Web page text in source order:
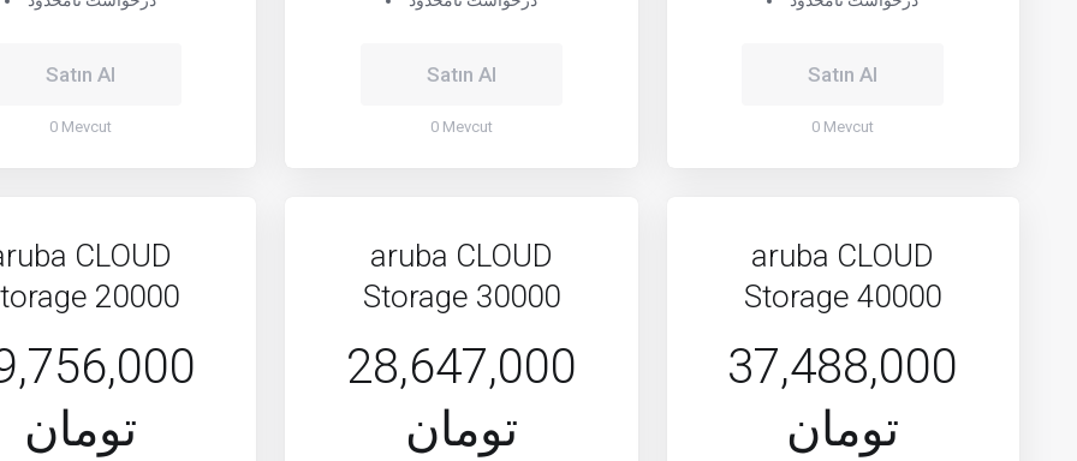
Satın Al
0 Mevcut
Satın Al
0 Mevcut
Satın Al
0 Mevcut
CLOUD
20000
تومان
aruba CLOUD
Storage 30000
28,647,000
تومان
aruba CLOUD
Storage 40000
37,488,000
تومان